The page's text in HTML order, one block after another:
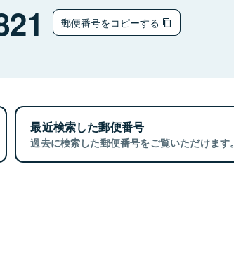
郵便番号をコピーする
最近検索した郵便番号
過去に検索した郵便番号をご覧いただけます。